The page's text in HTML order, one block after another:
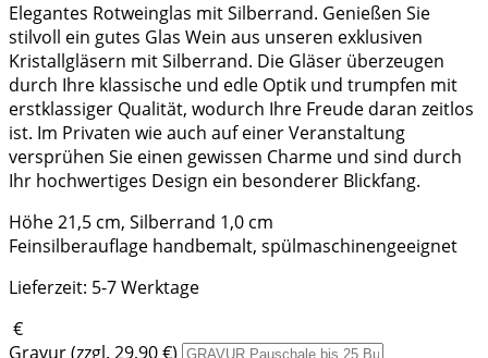
Elegantes Rotweinglas mit Silberrand. Genießen Sie
stilvoll ein gutes Glas Wein aus unseren exklusiven
Kristallgläsern mit Silberrand. Die Gläser überzeugen
durch Ihre klassische und edle Optik und trumpfen mit
erstklassiger Qualität, wodurch Ihre Freude daran zeitlos
ist. Im Privaten wie auch auf einer Veranstaltung
versprühen Sie einen gewissen Charme und sind durch
Ihr hochwertiges Design ein besonderer Blickfang.
Höhe 21,5 cm, Silberrand 1,0 cm
Feinsilberauflage handbemalt, spülmaschinengeeignet
Lieferzeit: 5-7 Werktage
€
Gravur (zzgl. 29,90 €)